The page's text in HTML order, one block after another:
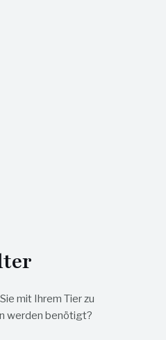
mit Ihrem Tier zu
werden benötigt?